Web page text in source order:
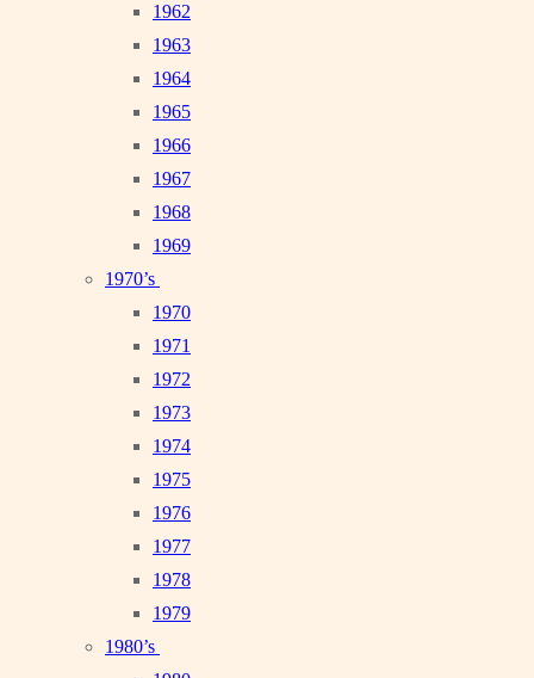
1962
1963
1964
1965
1966
1967
1968
1969
1970’s
1970
1971
1972
1973
1974
1975
1976
1977
1978
1979
1980’s